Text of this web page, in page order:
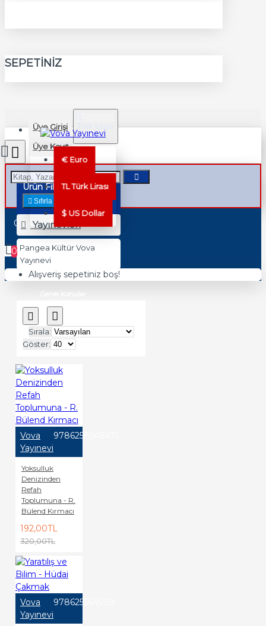
SEPETINIZ
Üye Girişi
Üye Kayıt
TRY
€ Euro
TLTürk Lirası
$ US Dollar
0 ürün - 0,00TL
0
Alışveriş sepetiniz boş!
Ürün Filtreleme
Sıfırla
Yayınevleri
Pangea KültürVova
Yayınevi
Sırala:
Göster:
Vova
Yayınevi
9786258548471
Yoksulluk
Denizinden
Refah
Toplumuna - R.
Bülend Kırmacı
192,00TL
320,00TL
Vova
Yayınevi
9786255645159